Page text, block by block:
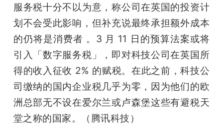
服务税十分不以为意，称公司在英国的投资计
划不会受此影响，但补充说最终承担额外成本
的仍将是消费者 。3 月 11 日的预算法案或将
引入「数字服务税」，即对科技公司在英国所
得的收入征收 2% 的赋税。在此之前，科技公
司缴纳的国内企业税几乎为零，因为他们的欧
洲总部无不设在爱尔兰或卢森堡这些有避税天
堂之称的国家。（腾讯科技）